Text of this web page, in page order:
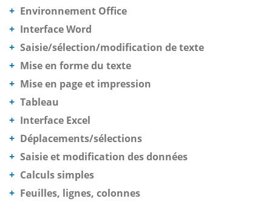
Environnement Office
Interface Word
Saisie/sélection/modification de texte
Mise en forme du texte
Mise en page et impression
Tableau
Interface Excel
Déplacements/sélections
Saisie et modification des données
Calculs simples
Feuilles, lignes, colonnes